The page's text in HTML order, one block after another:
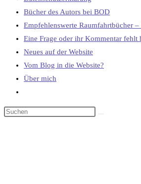
Bücher des Autors bei BOD
Empfehlenswerte Raumfahrtbücher
Eine Frage oder ihr Kommentar fehlt
Neues auf der Website
Vom Blog in die Website?
Über mich
umschalten